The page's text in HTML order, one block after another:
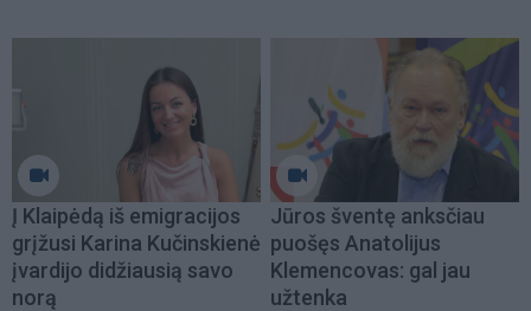
Į Klaipėdą iš emigracijos
grįžusi Karina Kučinskienė
įvardijo didžiausią savo
norą
Jūros šventę anksčiau
puošęs Anatolijus
Klemencovas: gal jau
užtenka